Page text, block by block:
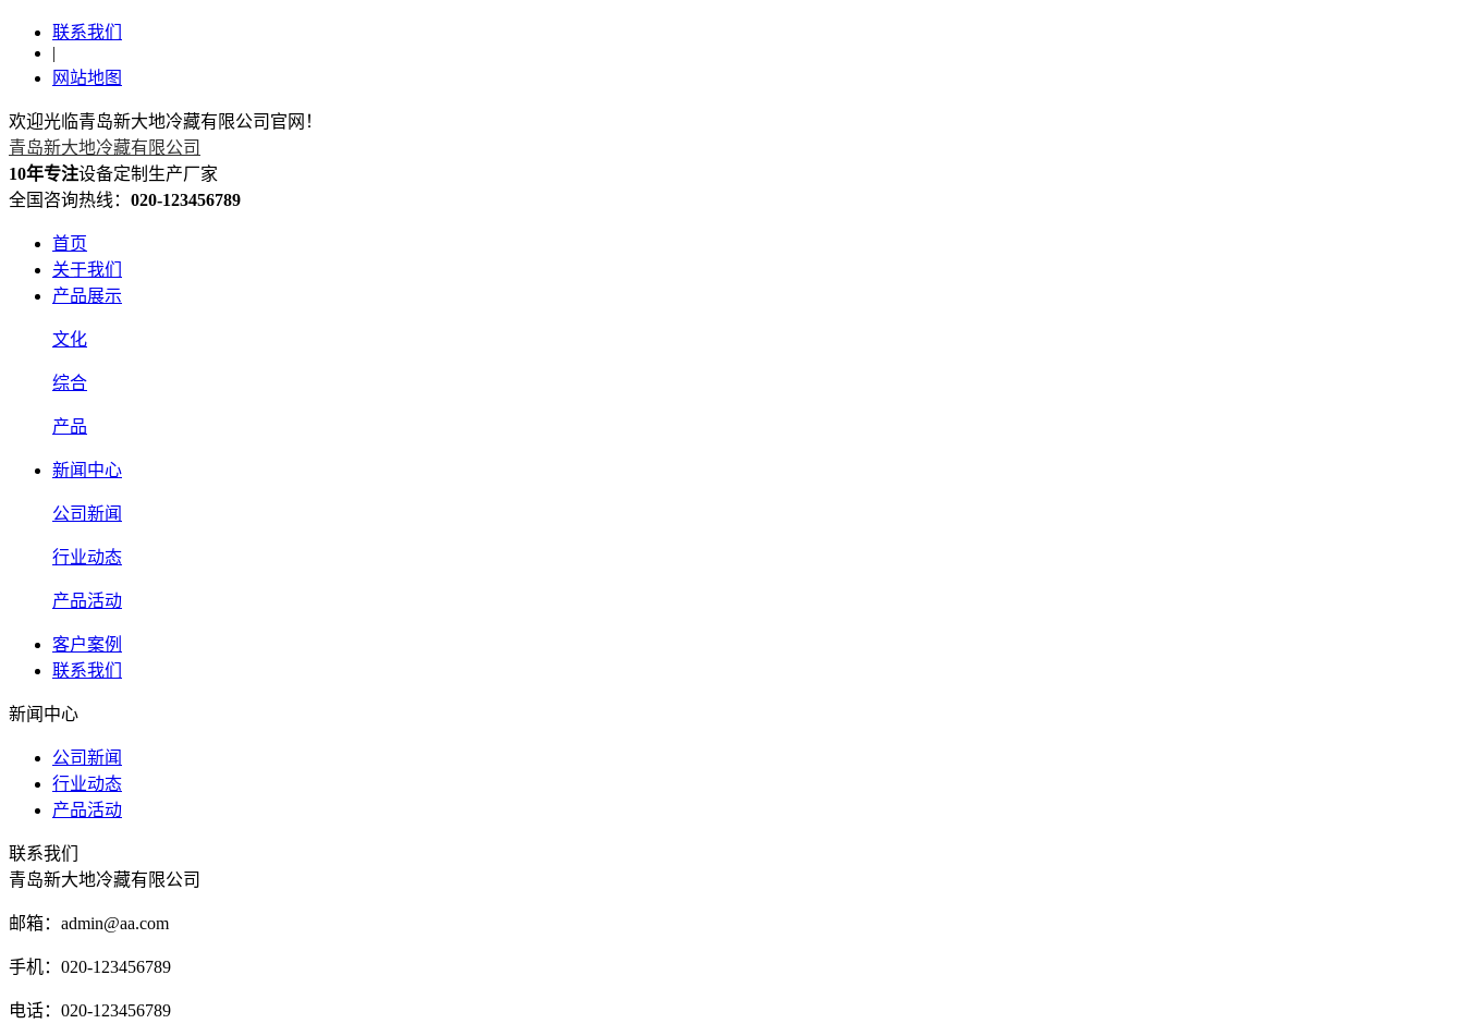
联系我们
|
网站地图
欢迎光临青岛新大地冷藏有限公司官网！
青岛新大地冷藏有限公司
10年专注设备定制生产厂家
全国咨询热线： 020-123456789
首页
关于我们
产品展示
文化
综合
产品
新闻中心
公司新闻
行业动态
产品活动
客户案例
联系我们
新闻中心
公司新闻
行业动态
产品活动
联系我们
青岛新大地冷藏有限公司
邮箱：admin@aa.com
手机：020-123456789
电话：020-123456789